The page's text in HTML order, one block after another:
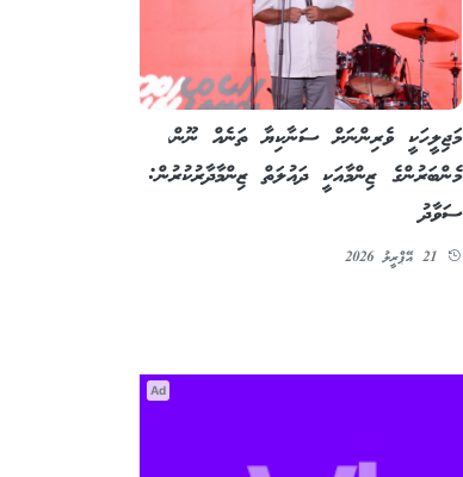
މަޖިލީހަކީ ވެރިންނަށް ސަނާކިޔާ ތަނެއް ނޫން،
މެންބަރުންގެ ޒިންމާއަކީ ދައުލަތް ޒިންމާދާރުކުރުން:
ސަވާދު
Ad